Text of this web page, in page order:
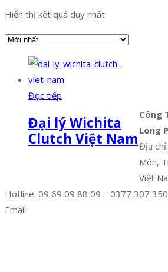
Hiển thị kết quả duy nhất
Đọc tiếp
Đại lý Wichita
Clutch Việt Nam
Công
Long
Địa
Môn,
Việt
Hotline: 09 69 09 88 09 – 0377 307 350
Email: